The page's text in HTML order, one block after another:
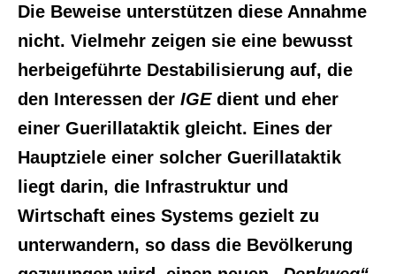
Die Beweise unterstützen diese Annahme
nicht. Vielmehr zeigen sie eine bewusst
herbeigeführte Destabilisierung auf, die
den Interessen der IGEdient und eher
einer Guerillataktik gleicht. Eines der
Hauptziele einer solcher Guerillataktik
liegt darin, die Infrastruktur und
Wirtschaft eines Systems gezielt zu
unterwandern, so dass die Bevölkerung